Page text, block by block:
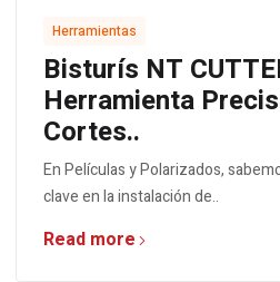
Herramientas
Bisturís NT
Herramienta
Cortes..
En Películas y Polarizados,
clave en la instalación de..
Read more